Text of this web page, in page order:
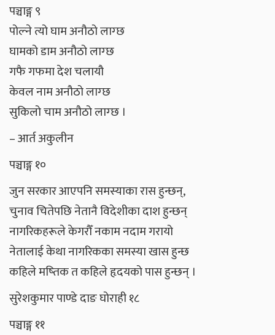
पञ्चाङ्ग ९
पोल्ने त्यो घाम अनौठो लाग्छ
घामको डाम अनौठो लाग्छ
गफै गफमा देश चलायौ
केवल नाम अनौठो लाग्छ
सुकिलो चाम अनौठो लाग्छ ।
– आर्त अकुलीन
पञ्चाङ्ग १०
जुन सरकार आएपनि समस्याका रास हुन्छन्,
चुनाव चितेपछि नेतानै विदेशीका दाश हुन्छन्
नागरिकहरूले केगरौँ नकाम नदाम गरायो
नेतालाई केथा नागरिकका समस्या खास हुन्छ
कहिले मष्तिक त कहिले हृदयको पास हुन्छन् ।
सुरेशकुमार पाण्डे दाङ घोराही १८
पञ्चाङ्ग ११